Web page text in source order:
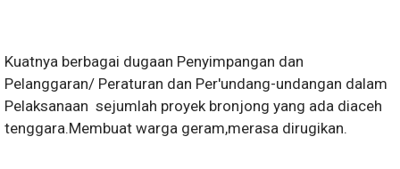
Kuatnya berbagai dugaan Penyimpangan dan
Pelanggaran/ Peraturan dan Per'undang-undangan dalam
Pelaksanaan sejumlah proyek bronjong yang ada diaceh
tenggara.Membuat warga geram,merasa dirugikan.